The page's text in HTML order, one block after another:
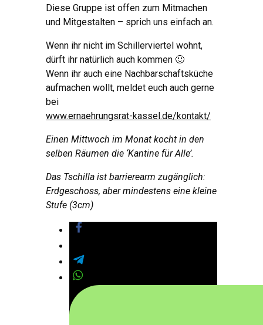
Diese Gruppe ist offen zum Mitmachen
und Mitgestalten – sprich uns einfach an.
Wenn ihr nicht im Schillerviertel wohnt,
dürft ihr natürlich auch kommen 🙂
Wenn ihr auch eine Nachbarschaftsküche
aufmachen wollt, meldet euch auch gerne
bei
www.ernaehrungsrat-kassel.de/kontakt/
Einen Mittwoch im Monat kocht in den
selben Räumen die ‘Kantine für Alle’.
Das Tschilla ist barrierearm zugänglich:
Erdgeschoss, aber mindestens eine kleine
Stufe (3cm)